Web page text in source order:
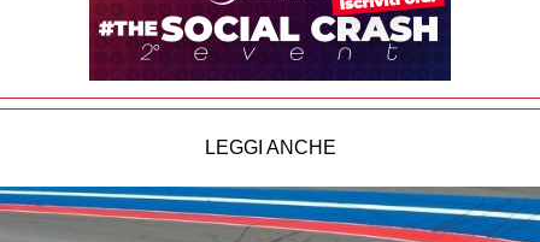
LEGGI ANCHE